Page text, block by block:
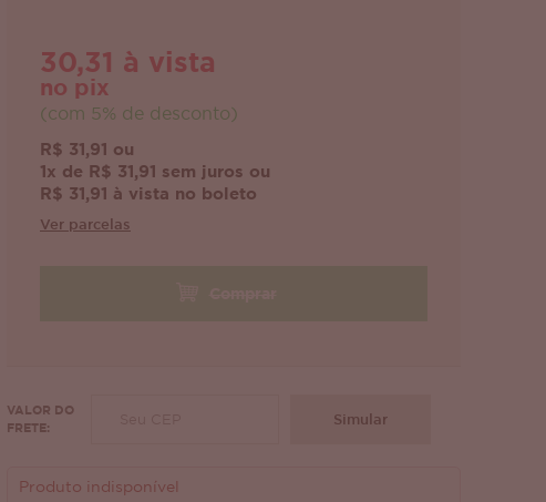
30,31 à vista
no pix
(com 5% de desconto)
R$ 31,91 ou
1x de R$ 31,91 sem juros ou
R$ 31,91 à vista no boleto
Ver parcelas
VALOR DO
FRETE:
Simular
Produto indisponível